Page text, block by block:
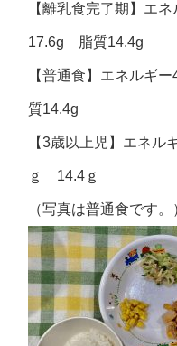
【離乳食完了期】エ
17.6g 脂質14.4g
【普通食】エネル
質14.4g
【3歳以上児】エネ
ｇ 14.4ｇ
（写真は普通食です。